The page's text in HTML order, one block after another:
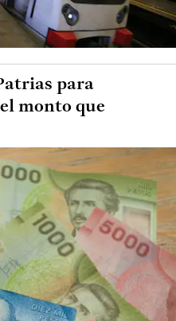
para
monto que